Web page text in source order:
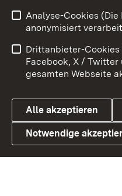
Link zum Landesportal
Impressum
Barrierefreiheit
Cookies
Analyse-Cookies
anonymisiert
Drittanbieter-
Facebook, X /
gesamten Webseite
Alle akzeptieren
Notwendige